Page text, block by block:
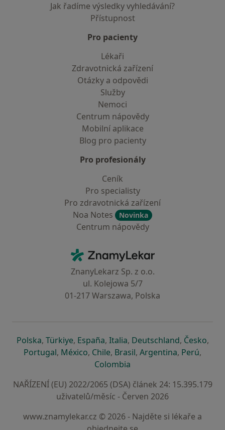
Jak řadíme výsledky vyhledávání?
Přístupnost
Pro pacienty
Lékaři
Zdravotnická zařízení
Otázky a odpovědi
Služby
Nemoci
Centrum nápovědy
Mobilní aplikace
Blog pro pacienty
Pro profesionály
Ceník
Pro specialisty
Pro zdravotnická zařízení
Noa Notes
Novinka
Centrum nápovědy
ZnamyLekar - Hlavní stránka
ZnanyLekarz Sp. z o.o.
ul. Kolejowa 5/7
01-217 Warszawa, Polska
Polskase otevře v nové záložce
, Türkiyese otevře v nové záložce
, Españase otevře v nové záložce
, Italiase otevře v nové záložce
, Deutschlandse otevře v
, Českose
,
Portugalse otevře v nové záložce
, Méxicose otevře v nové záložce
, Chilese otevře v nové záložce
, Brasilse otevře v nové
, Argentinase otevře v
, Perúse
,
Colombia
NAŘÍZENÍ (EU) 2022/2065 (DSA) článek 24: 15.395.179
uživatelů/měsíc - Červen 2026
www.znamylekar.cz © 2026 - Najděte si lékaře a